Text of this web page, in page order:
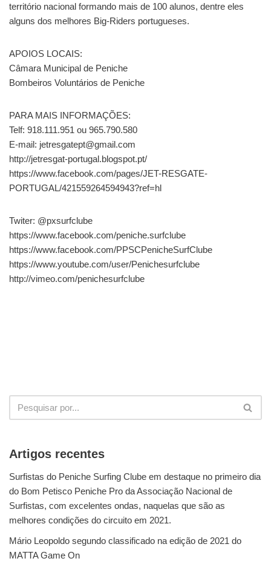
território nacional formando mais de 100 alunos, dentre eles
alguns dos melhores Big-Riders portugueses.
APOIOS LOCAIS:
Câmara Municipal de Peniche
Bombeiros Voluntários de Peniche
PARA MAIS INFORMAÇÕES:
Telf: 918.111.951 ou 965.790.580
E-mail: jetresgatept@gmail.com
http://jetresgat-portugal.blogspot.pt/
https://www.facebook.com/pages/JET-RESGATE-
PORTUGAL/421559264594943?ref=hl
Twiter: @pxsurfclube
https://www.facebook.com/peniche.surfclube
https://www.facebook.com/PPSCPenicheSurfClube
https://www.youtube.com/user/Penichesurfclube
http://vimeo.com/penichesurfclube
Artigos recentes
Surfistas do Peniche Surfing Clube em destaque no primeiro dia
do Bom Petisco Peniche Pro da Associação Nacional de
Surfistas, com excelentes ondas, naquelas que são as
melhores condições do circuito em 2021.
Mário Leopoldo segundo classificado na edição de 2021 do
MATTA Game On